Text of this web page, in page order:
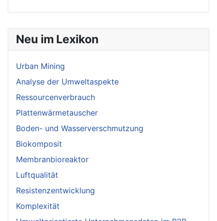
Neu im Lexikon
Urban Mining
Analyse der Umweltaspekte
Ressourcenverbrauch
Plattenwärmetauscher
Boden- und Wasserverschmutzung
Biokomposit
Membranbioreaktor
Luftqualität
Resistenzentwicklung
Komplexität